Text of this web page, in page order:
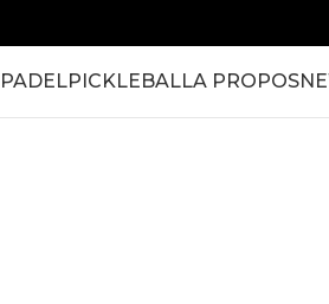
PADELPICKLEBALLA PROPOS